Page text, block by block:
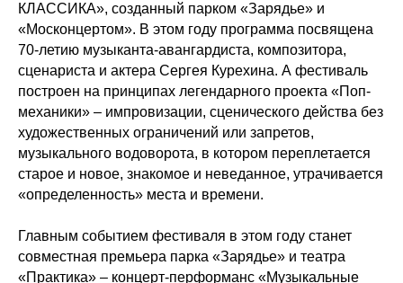
КЛАССИКА», созданный парком «Зарядье» и
«Москонцертом». В этом году программа посвящена
70-летию музыканта-авангардиста, композитора,
сценариста и актера Сергея Курехина. А фестиваль
построен на принципах легендарного проекта «Поп-
механики» – импровизации, сценического действа без
художественных ограничений или запретов,
музыкального водоворота, в котором переплетается
старое и новое, знакомое и неведанное, утрачивается
«определенность» места и времени.
Главным событием фестиваля в этом году станет
совместная премьера парка «Зарядье» и театра
«Практика» – концерт-перформанс «Музыкальные